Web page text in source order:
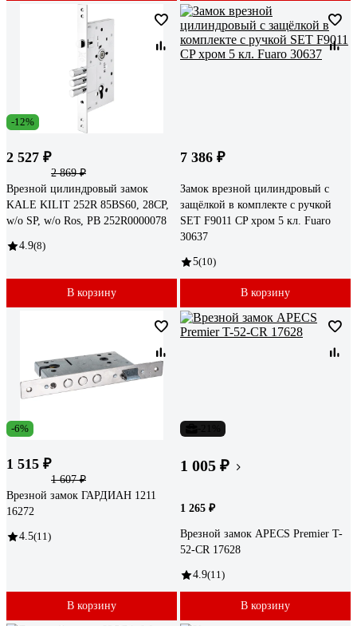
-12%
2 527 ₽
2 869 ₽
Врезной цилиндровый замок
KALE KILIT 252R 85BS60, 28CP,
w/o SP, w/o Ros, PB 252R0000078
4.9(8)
В корзину
7 386 ₽
Замок врезной цилиндровый с
защёлкой в комплекте с ручкой
SET F9011 CP хром 5 кл. Fuaro
30637
5(10)
В корзину
-6%
1 515 ₽
1 607 ₽
Врезной замок ГАРДИАН 1211
16272
4.5(11)
В корзину
1 005 ₽
1 265 ₽
Врезной замок APECS Premier T-
52-CR 17628
4.9(11)
В корзину